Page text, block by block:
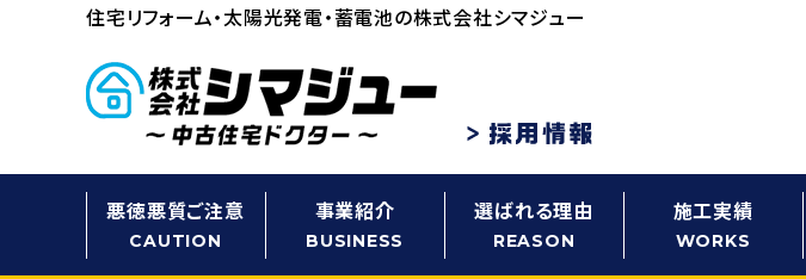
住宅リフォーム・太陽光発電・蓄電池の株式会社シマジュー
悪徳悪質ご注意
CAUTION
事業紹介
BUSINESS
選ばれる理由
REASON
施工実績
WORKS